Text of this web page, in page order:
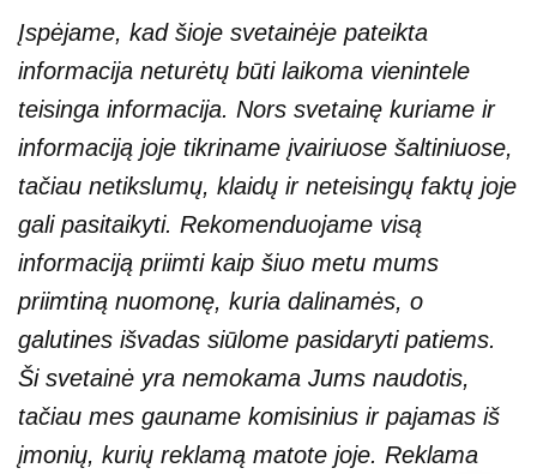
Įspėjame, kad šioje svetainėje pateikta
informacija neturėtų būti laikoma vienintele
teisinga informacija. Nors svetainę kuriame ir
informaciją joje tikriname įvairiuose šaltiniuose,
tačiau netikslumų, klaidų ir neteisingų faktų joje
gali pasitaikyti. Rekomenduojame visą
informaciją priimti kaip šiuo metu mums
priimtiną nuomonę, kuria dalinamės, o
galutines išvadas siūlome pasidaryti patiems.
Ši svetainė yra nemokama Jums naudotis,
tačiau mes gauname komisinius ir pajamas iš
įmonių, kurių reklamą matote joje. Reklama